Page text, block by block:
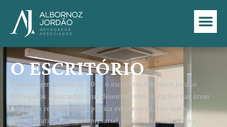
O ESCRITÓRIO
Fundado em janeiro de 2011, o escritório Albornoz Jordão
Advogados Associados atua desenvolvendo soluções nas áreas
do direito relacionadas à pratica empresarial, tais como
administrativo, cível, empresarial, trabalhista, tributário e